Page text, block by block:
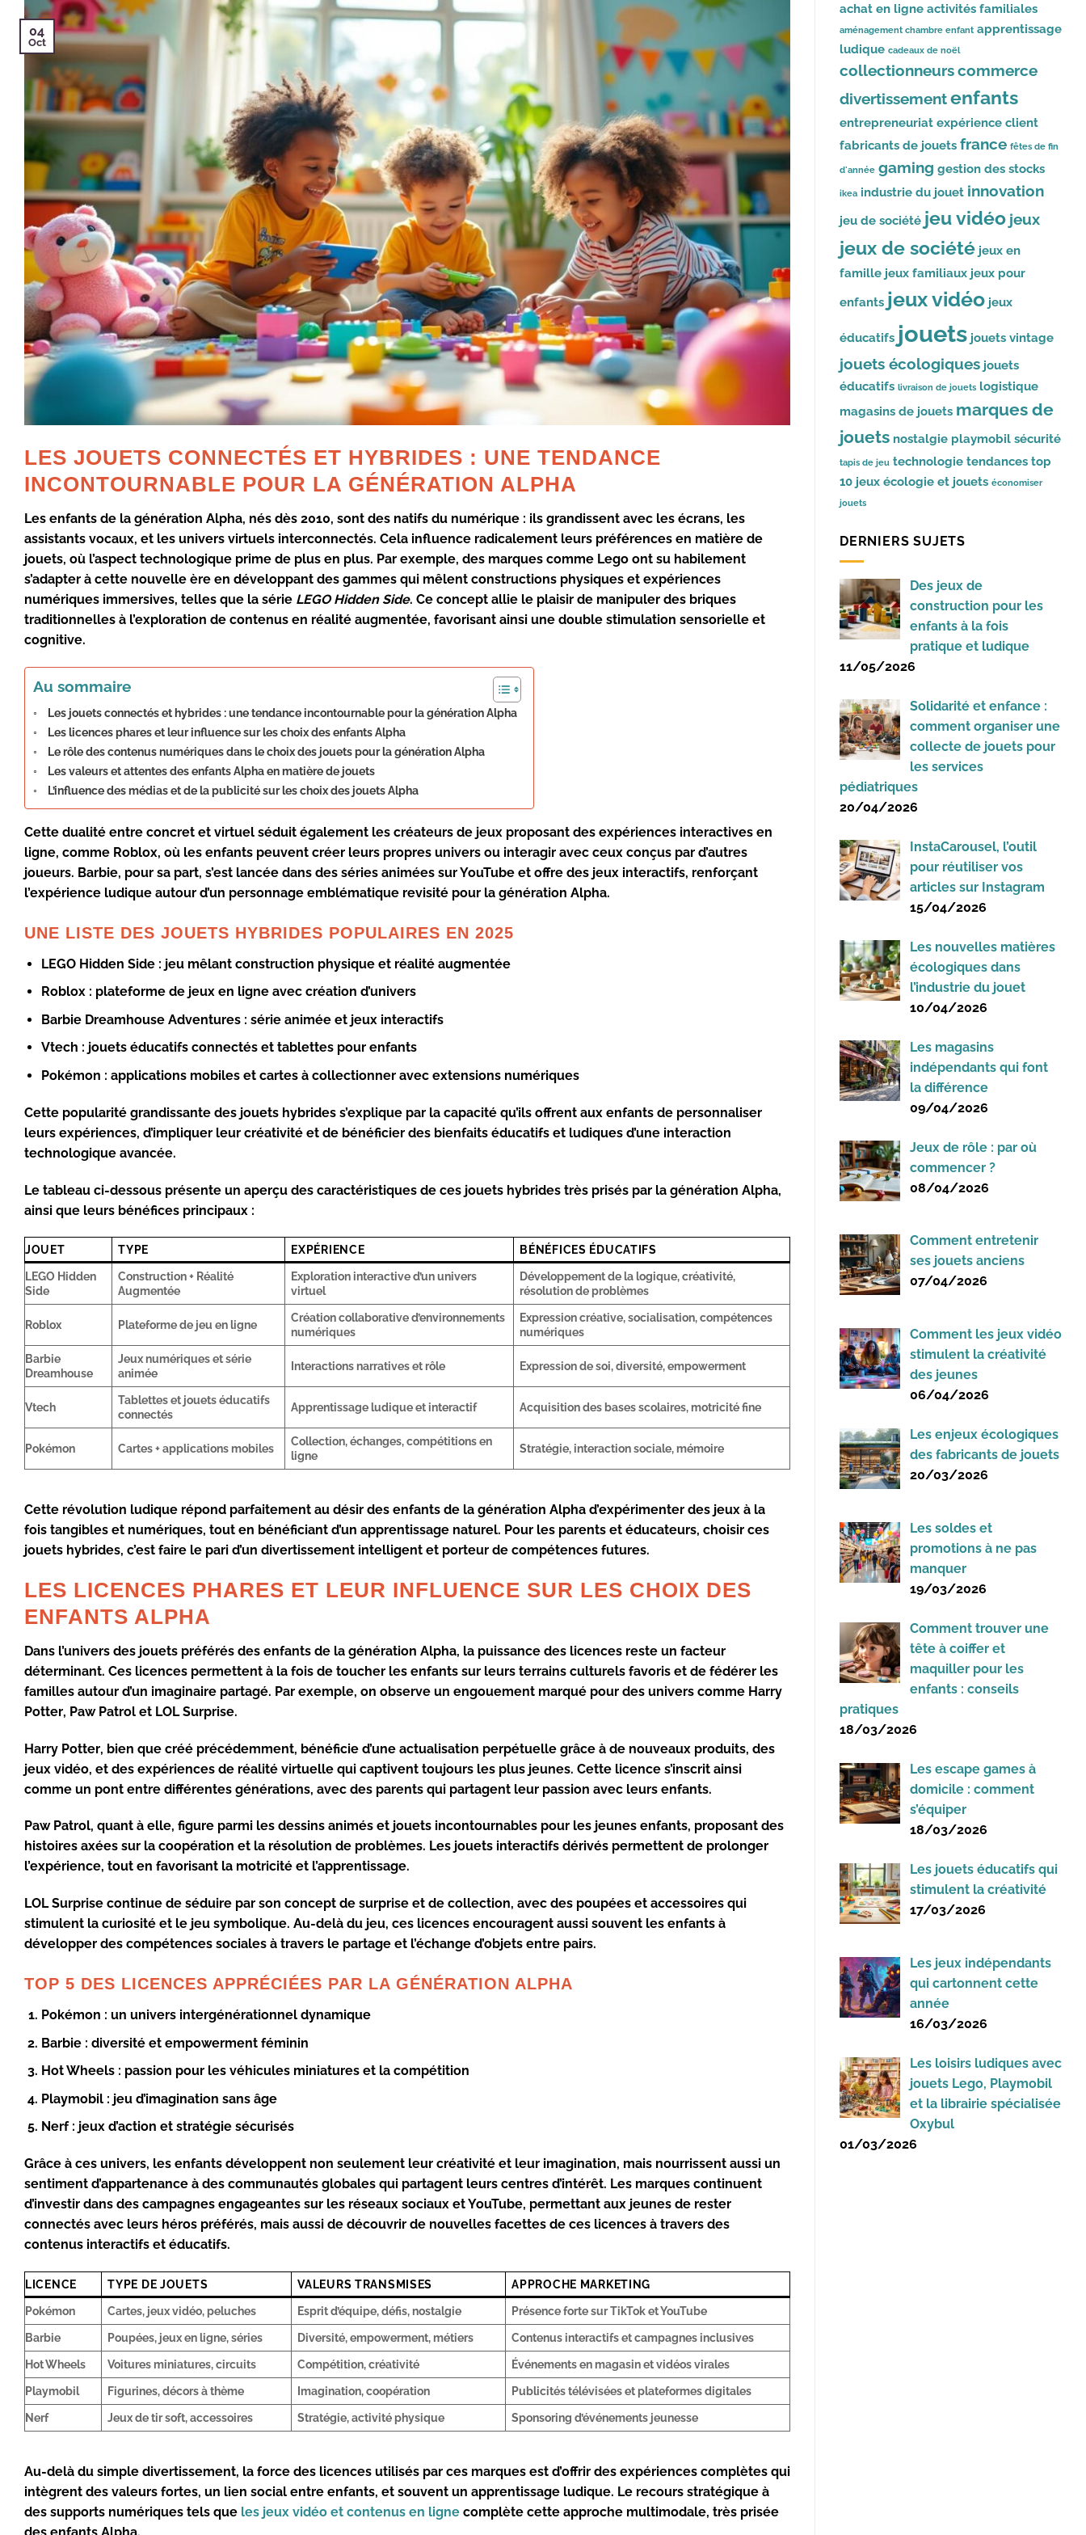
04
Oct
LES JOUETS CONNECTÉS ET HYBRIDES : UNE TENDANCE
INCONTOURNABLE POUR LA GÉNÉRATION ALPHA
Les enfants de la génération Alpha, nés dès 2010, sont des natifs du numérique : ils grandissent avec les écrans, les
assistants vocaux, et les univers virtuels interconnectés. Cela influence radicalement leurs préférences en matière de
jouets, où l’aspect technologique prime de plus en plus. Par exemple, des marques comme Lego ont su habilement
s’adapter à cette nouvelle ère en développant des gammes qui mêlent constructions physiques et expériences
numériques immersives, telles que la série LEGO Hidden Side. Ce concept allie le plaisir de manipuler des briques
traditionnelles à l’exploration de contenus en réalité augmentée, favorisant ainsi une double stimulation sensorielle et
cognitive.
Au sommaire
Les jouets connectés et hybrides : une tendance incontournable pour la génération Alpha
Les licences phares et leur influence sur les choix des enfants Alpha
Le rôle des contenus numériques dans le choix des jouets pour la génération Alpha
Les valeurs et attentes des enfants Alpha en matière de jouets
L’influence des médias et de la publicité sur les choix des jouets Alpha
Cette dualité entre concret et virtuel séduit également les créateurs de jeux proposant des expériences interactives en
ligne, comme Roblox, où les enfants peuvent créer leurs propres univers ou interagir avec ceux conçus par d’autres
joueurs. Barbie, pour sa part, s’est lancée dans des séries animées sur YouTube et offre des jeux interactifs, renforçant
l’expérience ludique autour d’un personnage emblématique revisité pour la génération Alpha.
UNE LISTE DES JOUETS HYBRIDES POPULAIRES EN 2025
LEGO Hidden Side: jeu mêlant construction physique et réalité augmentée
Roblox: plateforme de jeux en ligne avec création d’univers
Barbie Dreamhouse Adventures: série animée et jeux interactifs
Vtech : jouets éducatifs connectés et tablettes pour enfants
Pokémon : applications mobiles et cartes à collectionner avec extensions numériques
Cette popularité grandissante des jouets hybrides s’explique par la capacité qu’ils offrent aux enfants de personnaliser
leurs expériences, d’impliquer leur créativité et de bénéficier des bienfaits éducatifs et ludiques d’une interaction
technologique avancée.
Le tableau ci-dessous présente un aperçu des caractéristiques de ces jouets hybrides très prisés par la génération Alpha,
ainsi que leurs bénéfices principaux :
JOUET TYPE EXPÉRIENCE
BÉNÉFICES ÉDUCATIFS
LEGO Hidden
Side
Construction + Réalité
Augmentée
Exploration interactive d’un univers
virtuel
Développement de la logique, créativité,
résolution de problèmes
Roblox Plateforme de jeu en ligne
Création collaborative d’environnements
numériques
Expression créative, socialisation, compétences
numériques
Barbie
Dreamhouse
Jeux numériques et série
animée
Interactions narratives et rôle Expression de soi, diversité, empowerment
Vtech
Tablettes et jouets éducatifs
connectés
Apprentissage ludique et interactif Acquisition des bases scolaires, motricité fine
Pokémon Cartes + applications mobiles
Collection, échanges, compétitions en
ligne
Stratégie, interaction sociale, mémoire
Cette révolution ludique répond parfaitement au désir des enfants de la génération Alpha d’expérimenter des jeux à la
fois tangibles et numériques, tout en bénéficiant d’un apprentissage naturel. Pour les parents et éducateurs, choisir ces
jouets hybrides, c’est faire le pari d’un divertissement intelligent et porteur de compétences futures.
LES LICENCES PHARES ET LEUR INFLUENCE SUR LES CHOIX DES
ENFANTS ALPHA
Dans l’univers des jouets préférés des enfants de la génération Alpha, la puissance des licences reste un facteur
déterminant. Ces licences permettent à la fois de toucher les enfants sur leurs terrains culturels favoris et de fédérer les
familles autour d’un imaginaire partagé. Par exemple, on observe un engouement marqué pour des univers comme Harry
Potter, Paw Patrol et LOL Surprise.
Harry Potter, bien que créé précédemment, bénéficie d’une actualisation perpétuelle grâce à de nouveaux produits, des
jeux vidéo, et des expériences de réalité virtuelle qui captivent toujours les plus jeunes. Cette licence s’inscrit ainsi
comme un pont entre différentes générations, avec des parents qui partagent leur passion avec leurs enfants.
Paw Patrol, quant à elle, figure parmi les dessins animés et jouets incontournables pour les jeunes enfants, proposant des
histoires axées sur la coopération et la résolution de problèmes. Les jouets interactifs dérivés permettent de prolonger
l’expérience, tout en favorisant la motricité et l’apprentissage.
LOL Surprise continue de séduire par son concept de surprise et de collection, avec des poupées et accessoires qui
stimulent la curiosité et le jeu symbolique. Au-delà du jeu, ces licences encouragent aussi souvent les enfants à
développer des compétences sociales à travers le partage et l’échange d’objets entre pairs.
TOP 5 DES LICENCES APPRÉCIÉES PAR LA GÉNÉRATION ALPHA
Pokémon : un univers intergénérationnel dynamique
Barbie: diversité et empowerment féminin
Hot Wheels: passion pour les véhicules miniatures et la compétition
Playmobil: jeu d’imagination sans âge
Nerf: jeux d’action et stratégie sécurisés
Grâce à ces univers, les enfants développent non seulement leur créativité et leur imagination, mais nourrissent aussi un
sentiment d’appartenance à des communautés globales qui partagent leurs centres d’intérêt. Les marques continuent
d’investir dans des campagnes engageantes sur les réseaux sociaux et YouTube, permettant aux jeunes de rester
connectés avec leurs héros préférés, mais aussi de découvrir de nouvelles facettes de ces licences à travers des
contenus interactifs et éducatifs.
LICENCE TYPE DE JOUETS VALEURS TRANSMISES
APPROCHE MARKETING
Pokémon
Cartes, jeux vidéo, peluches Esprit d’équipe, défis, nostalgie
Présence forte sur TikTok et YouTube
Barbie
Poupées, jeux en ligne, séries Diversité, empowerment, métiers
Contenus interactifs et campagnes inclusives
Hot Wheels
Voitures miniatures, circuits Compétition, créativité
Événements en magasin et vidéos virales
Playmobil
Figurines, décors à thème Imagination, coopération
Publicités télévisées et plateformes digitales
Nerf
Jeux de tir soft, accessoires Stratégie, activité physique Sponsoring d’événements jeunesse
Au-delà du simple divertissement, la force des licences utilisés par ces marques est d’offrir des expériences complètes qui
intègrent des valeurs fortes, un lien social entre enfants, et souvent un apprentissage ludique. Le recours stratégique à
des supports numériques tels que les jeux vidéo et contenus en ligne complète cette approche multimodale, très prisée
des enfants Alpha.
achat en ligne activités familiales
aménagement chambre enfant apprentissage
ludique cadeaux de noël
collectionneurscommerce
divertissementenfants
entrepreneuriat expérience client
fabricants de jouets france fêtes de fin
d'année gaming gestion des stocks
ikea industrie du jouet innovation
jeu de société jeu vidéo jeux
jeux de société jeux en
famille jeux familiaux jeux pour
enfants jeux vidéo jeux
éducatifs jouets jouets vintage
jouets écologiques jouets
éducatifs livraison de jouets logistique
magasins de jouets marques de
jouets nostalgie playmobil sécurité
tapis de jeu technologie tendances top
10 jeux écologie et jouets économiser
jouets
DERNIERS SUJETS
Des jeux de
construction pour les
enfants à la fois
pratique et ludique
11/05/2026
Solidarité et enfance :
comment organiser une
collecte de jouets pour
les services
pédiatriques
20/04/2026
InstaCarousel, l’outil
pour réutiliser vos
articles sur Instagram
15/04/2026
Les nouvelles matières
écologiques dans
l’industrie du jouet
10/04/2026
Les magasins
indépendants qui font
la différence
09/04/2026
Jeux de rôle : par où
commencer ?
08/04/2026
Comment entretenir
ses jouets anciens
07/04/2026
Comment les jeux vidéo
stimulent la créativité
des jeunes
06/04/2026
Les enjeux écologiques
des fabricants de jouets
20/03/2026
Les soldes et
promotions à ne pas
manquer
19/03/2026
Comment trouver une
tête à coiffer et
maquiller pour les
enfants : conseils
pratiques
18/03/2026
Les escape games à
domicile : comment
s’équiper
18/03/2026
Les jouets éducatifs qui
stimulent la créativité
17/03/2026
Les jeux indépendants
qui cartonnent cette
année
16/03/2026
Les loisirs ludiques avec
jouets Lego, Playmobil
et la librairie spécialisée
Oxybul
01/03/2026